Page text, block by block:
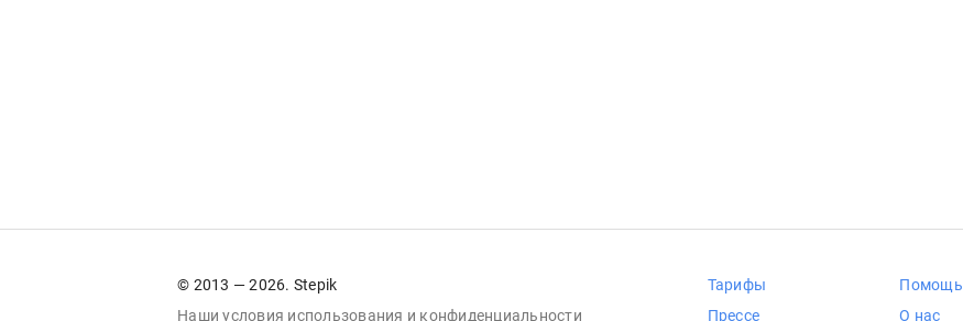
© 2013 — 2026. Stepik
Наши условия использования и конфиденциальности
Тарифы
Прессе
Помощь
О нас